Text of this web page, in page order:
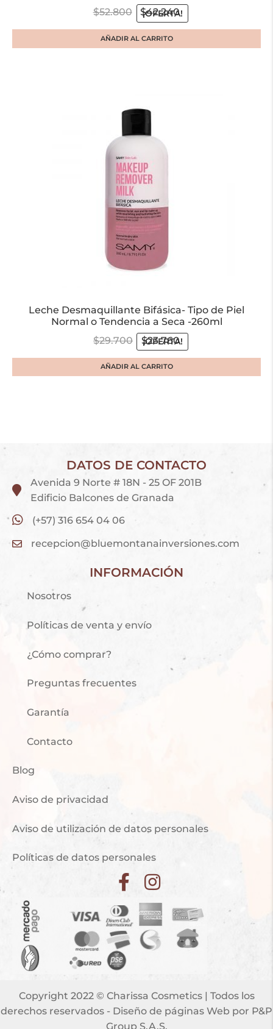
¡OFERTA!
$52.800 $42.240
AÑADIR AL CARRITO
Leche Desmaquillante Bifásica- Tipo de Piel
Normal o Tendencia a Seca -260ml
¡OFERTA!
$29.700 $23.760
AÑADIR AL CARRITO
DATOS DE CONTACTO
Avenida 9 Norte # 18N - 25 OF 201B
Edificio Balcones de Granada
(+57) 316 654 04 06
recepcion@bluemontanainversiones.com
INFORMACIÓN
Nosotros
Políticas de venta y envío
¿Cómo comprar?
Preguntas frecuentes
Garantía
Contacto
Blog
Aviso de privacidad
Aviso de utilización de datos personales
Políticas de datos personales
Copyright 2022 © Charissa Cosmetics | Todos los
derechos reservados - Diseño de páginas Web por P&P
Group S.A.S.